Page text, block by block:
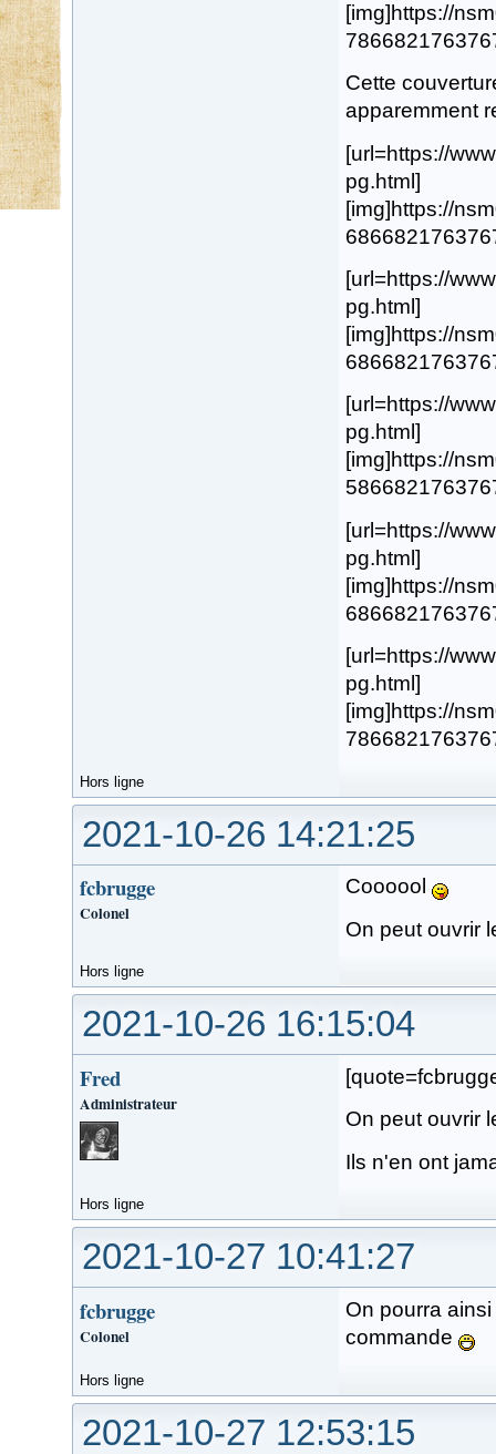
[img]https://
Cette
apparemment
[url=https://
pg.html]
[img]https://
[url=https://
pg.html]
[img]https://
[url=https://
pg.html]
[img]https://
[url=https://
pg.html]
[img]https://
[url=https://
pg.html]
[img]https://
Hors ligne
2021-10-26 14:21:25
fcbrugge
Colonel
Coooool
On peut ouvrir
Hors ligne
2021-10-26 16:15:04
Fred
Administrateur
On peut ouvrir
Ils n'en ont
Hors ligne
2021-10-27 10:41:27
fcbrugge
Colonel
On pourra
commande
Hors ligne
2021-10-27 12:53:15